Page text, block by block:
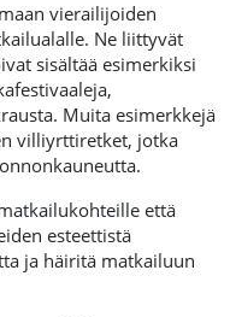
vierailijoiden
Ne liittyvät
sisältää esimerkiksi
Muita esimerkkejä
villiyrttiretket, jotka
että
esteettistä
ja häiritä matkailuun